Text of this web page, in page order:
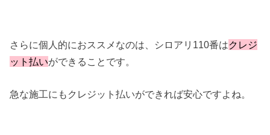
さらに個人的におススメなのは、シロアリ110番はクレジ
ット払いができることです。
急な施工にもクレジット払いができれば安心ですよね。